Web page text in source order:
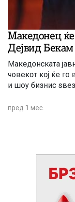
Македонец
Дејвид Бекам
Македонската
човекот кој ќе го
и шоу бизнис
пред 1 мес.